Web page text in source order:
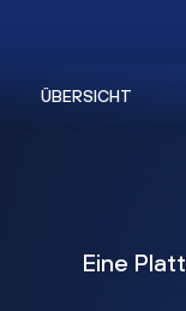
Eine